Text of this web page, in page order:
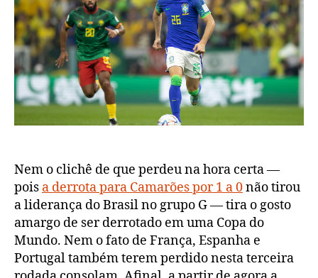
Camarões
1
Nem o clichê de que perdeu na hora certa —
pois a derrota para Camarões por 1 a 0não tirou
a liderança do Brasil no grupo G — tira o gosto
amargo de ser derrotado em uma Copa do
Mundo. Nem o fato de França, Espanha e
Portugal também terem perdido nesta terceira